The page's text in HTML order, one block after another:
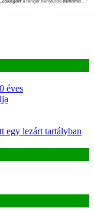
éves
egy lezárt tartályban